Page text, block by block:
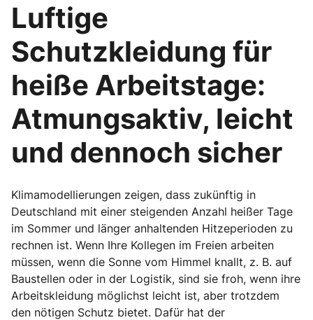
Luftige
Schutzkleidung für
heiße Arbeitstage:
Atmungsaktiv, leicht
und dennoch sicher
Klimamodellierungen zeigen, dass zukünftig in
Deutschland mit einer steigenden Anzahl heißer Tage
im Sommer und länger anhaltenden Hitzeperioden zu
rechnen ist. Wenn Ihre Kollegen im Freien arbeiten
müssen, wenn die Sonne vom Himmel knallt, z. B. auf
Baustellen oder in der Logistik, sind sie froh, wenn ihre
Arbeitskleidung möglichst leicht ist, aber trotzdem
den nötigen Schutz bietet. Dafür hat der